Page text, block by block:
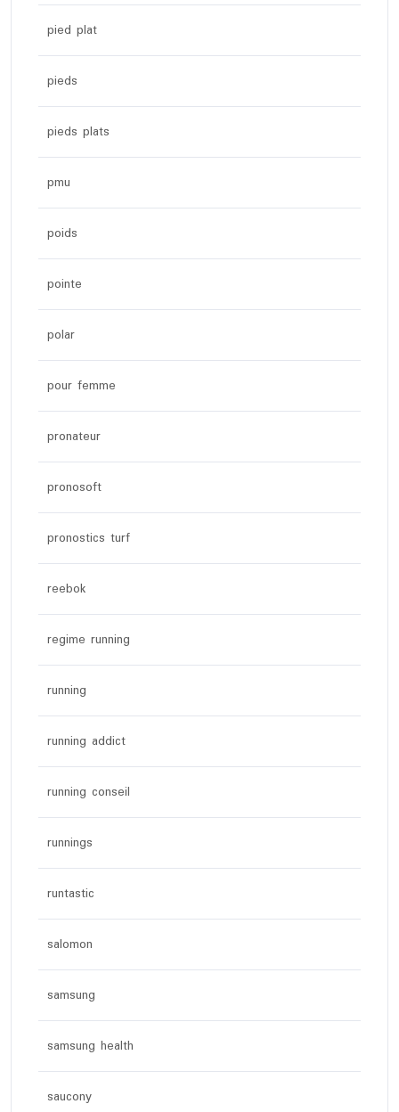
pied plat
pieds
pieds plats
pmu
poids
pointe
polar
pour femme
pronateur
pronosoft
pronostics turf
reebok
regime running
running
running addict
running conseil
runnings
runtastic
salomon
samsung
samsung health
saucony